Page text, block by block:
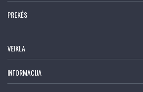
PREKĖS
VEIKLA
INFORMACIJA